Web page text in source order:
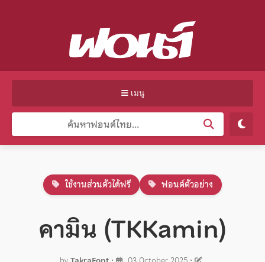
เมนู
ใช้งานส่วนตัวได้ฟรี ฟอนต์ตัวอย่าง
คามิน (TKKamin)